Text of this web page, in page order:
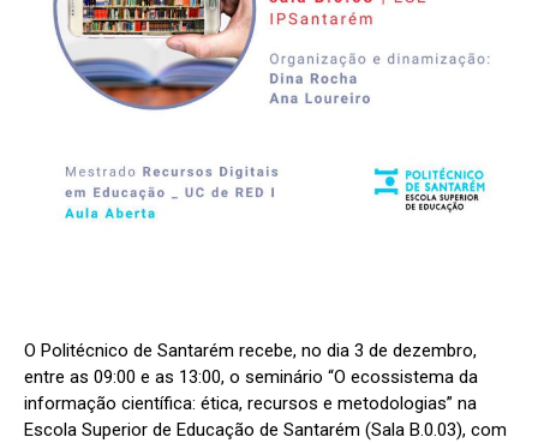
O Politécnico de Santarém recebe, no dia 3 de dezembro,
entre as 09:00 e as 13:00, o seminário “O ecossistema da
informação científica: ética, recursos e metodologias” na
Escola Superior de Educação de Santarém (Sala B.0.03), com